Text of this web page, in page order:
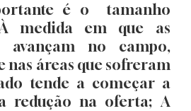
é o  tamanho
medida em que as
avançam no campo,
áreas que sofreram
tende a começar a
redução na oferta; A